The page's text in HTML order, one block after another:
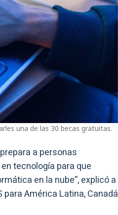
una de las 30 becas gratuitas.
a personas
tecnología para que
en la nube”, explicó a
América Latina, Canadá